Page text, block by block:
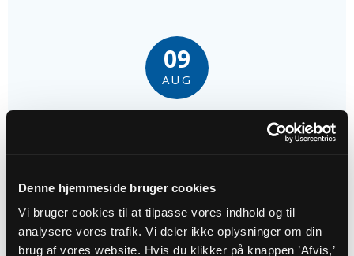
Denne hjemmeside bruger cookies
Vi bruger cookies til at tilpasse vores indhold og til
analysere vores trafik. Vi deler ikke oplysninger om din
brug af vores website. Hvis du klikker på knappen ’Afvis,’
09
AUG